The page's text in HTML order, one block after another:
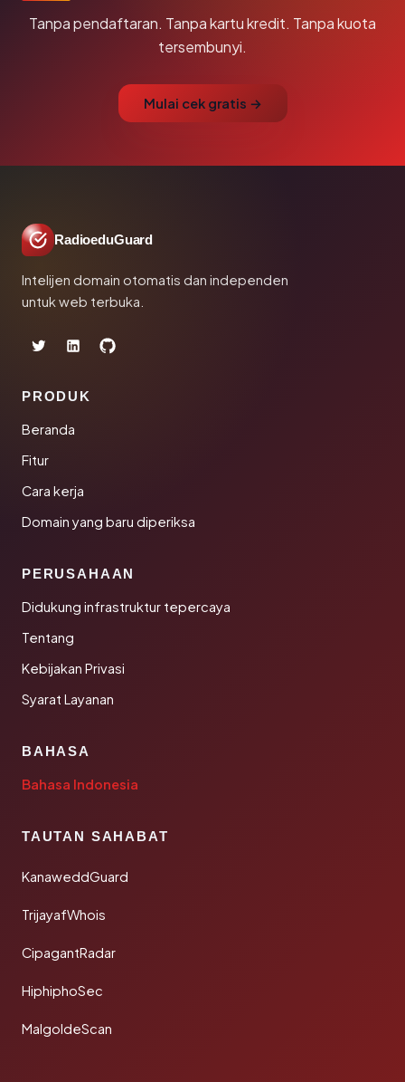
Tanpa pendaftaran. Tanpa kartu kredit. Tanpa kuota
tersembunyi.
Mulai cek gratis →
RadioeduGuard
Intelijen domain otomatis dan independen
untuk web terbuka.
PRODUK
Beranda
Fitur
Cara kerja
Domain yang baru diperiksa
PERUSAHAAN
Didukung infrastruktur tepercaya
Tentang
Kebijakan Privasi
Syarat Layanan
BAHASA
Bahasa Indonesia
TAUTAN SAHABAT
KanaweddGuard
TrijayafWhois
CipagantRadar
HiphiphoSec
MalgoldeScan